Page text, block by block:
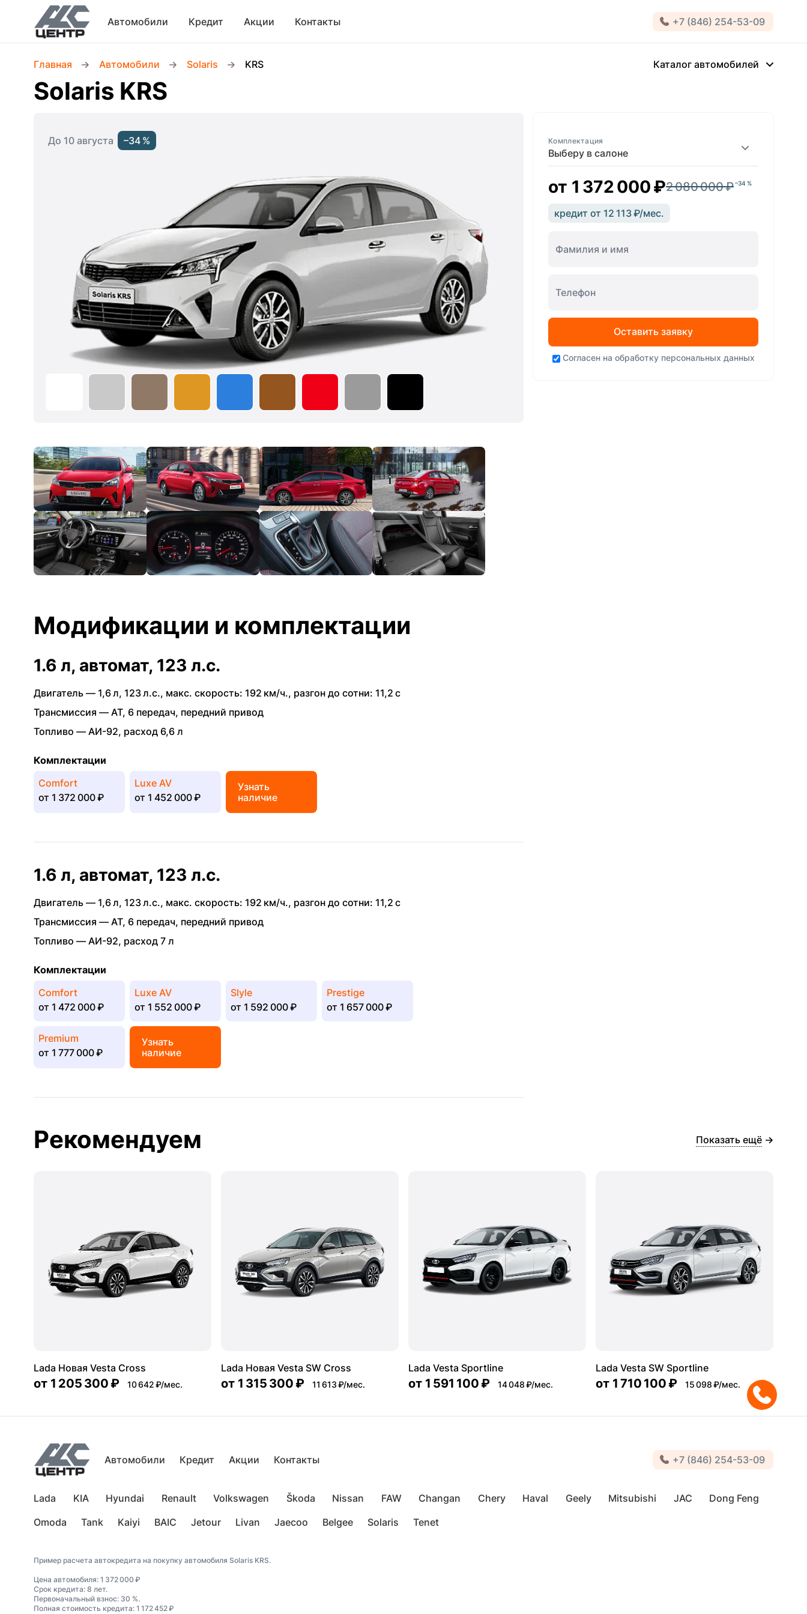
Автомобили Кредит Акции Контакты +7 (846) 254-53-09
Главная Автомобили Solaris KRS Каталог автомобилей
Solaris KRS
До 10 августа
–34 %
Выберу в салоне
Комплектация
от 1 372 000 ₽2 080 000 ₽–34 %
кредит от 12 113 ₽/мес.
Оставить заявку
Согласен на обработку персональных данных
Модификации и комплектации
1.6 л, автомат, 123 л.с.
Двигатель — 1,6 л, 123 л.с., макс. скорость: 192 км/ч., разгон до сотни: 11,2 с
Трансмиссия — AT, 6 передач, передний привод
Топливо — АИ-92, расход 6,6 л
Комплектации
Comfort
от 1 372 000 ₽
Luxe AV
от 1 452 000 ₽
Узнать
наличие
1.6 л, автомат, 123 л.с.
Двигатель — 1,6 л, 123 л.с., макс. скорость: 192 км/ч., разгон до сотни: 11,2 с
Трансмиссия — AT, 6 передач, передний привод
Топливо — АИ-92, расход 7 л
Комплектации
Comfort
от 1 472 000 ₽
Luxe AV
от 1 552 000 ₽
Slyle
от 1 592 000 ₽
Prestige
от 1 657 000 ₽
Premium
от 1 777 000 ₽
Узнать
наличие
Рекомендуем Показать ещё
Lada Новая Vesta Cross
от 1 205 300 ₽ 10 642 ₽/мес.
Lada Новая Vesta SW Cross
от 1 315 300 ₽ 11 613 ₽/мес.
Lada Vesta Sportline
от 1 591 100 ₽ 14 048 ₽/мес.
Lada Vesta SW Sportline
от 1 710 100 ₽ 15 098 ₽/мес.
Автомобили Кредит Акции Контакты +7 (846) 254-53-09
Lada KIA Hyundai Renault Volkswagen Škoda Nissan FAW Changan Chery Haval Geely Mitsubishi JAC
Dong Feng
Omoda
Tank Kaiyi BAIC Jetour Livan Jaecoo Belgee Solaris Tenet
Пример расчета автокредита на покупку автомобиля Solaris KRS.
Цена автомобиля: 1 372 000 ₽
Срок кредита: 8 лет.
Первоначальный взнос: 30 %.
Полная стоимость кредита: 1 172 452 ₽